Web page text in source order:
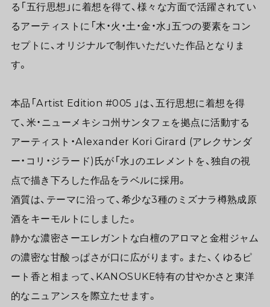
る「五行思想」に着想を得て、様々な方面で活躍されてい
るアーティストに「木・火・土・金・水」五つの要素をコン
セプトに、オリジナルで制作いただいた作品となりま
す。
本品「Artist Edition #005 」は、五行思想に着想を得
て、米・ニューメキシコ州サンタフェを拠点に活動する
アーティスト・Alexander Kori Girard (アレクサンダ
ー・コリ・ジラード)氏が「水」のエレメントを、独自の視
点で描き下ろした作品をラベルに採用。
酒質は、テーマに沿って、希少な3種のミズナラ樽熟成原
酒をキーモルトにしました。
静かな濃密さーエレガントな白檀のアロマと金柑ジャム
の濃密な甘酸っぱさが口に広がります。また、くゆるピ
ート香と相まって、KANOSUKE特有の甘やかさと東洋
的なニュアンスを際立たせます。